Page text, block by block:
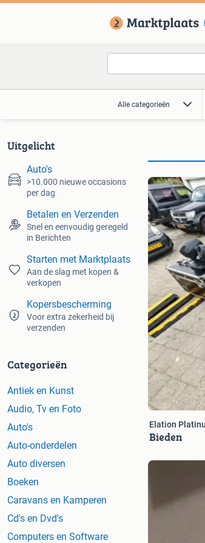
Alle categorieën
Uitgelicht
Auto's
>10.000 nieuwe occasions
per dag
Betalen en Verzenden
Snel en eenvoudig geregeld
in Berichten
Starten met Marktplaats
Aan de slag met kopen &
verkopen
Kopersbescherming
Voor extra zekerheid bij
verzenden
Categorieën
Antiek en Kunst
Audio, Tv en Foto
Auto's
Auto-onderdelen
Auto diversen
Boeken
Caravans en Kamperen
Cd's en Dvd's
Computers en Software
Elation
Bieden